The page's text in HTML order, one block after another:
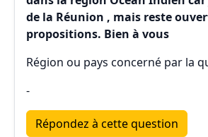
de la Réunion , mais reste
propositions. Bien à vous
Région ou pays concerné par la
-
Répondez à cette question